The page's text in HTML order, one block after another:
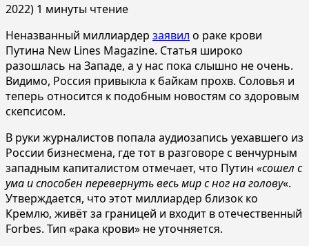
2022) 1 минуты чтение
Неназванный миллиардер заявил о раке крови
Путина New Lines Magazine. Статья широко
разошлась на Западе, а у нас пока слышно не очень.
Видимо, Россия привыкла к байкам прохв. Соловья и
теперь относится к подобным новостям со здоровым
скепсисом.
В руки журналистов попала аудиозапись уехавшего из
России бизнесмена, где тот в разговоре с венчурным
западным капиталистом отмечает, что Путин «сошел с
ума и способен перевернуть весь мир с ног на голову«.
Утверждается, что этот миллиардер близок ко
Кремлю, живёт за границей и входит в отечественный
Forbes. Тип «рака крови» не уточняется.